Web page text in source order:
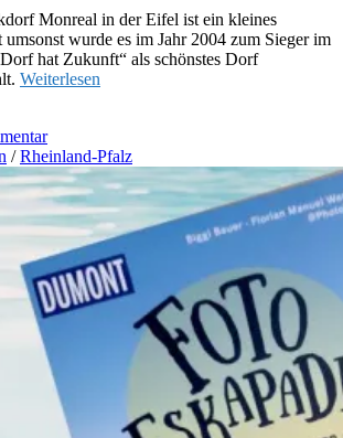
Monreal in der Eifel ist ein kleines
wurde es im Jahr 2004 zum Sieger im
hat Zukunft“ als schönstes Dorf
Weiterlesen
/Rheinland-Pfalz